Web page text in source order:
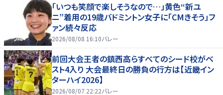
「いつも笑顔で楽しそうなので…」黄色“新ユ
ニ”着用の19歳バドミントン女子に「CMきそう」フ
ァン続々反応
2026/08/08 16:10バレー
前回大会王者の鎮西高らすべてのシード校がベ
スト4入り 大会最終日の勝負の行方は【近畿イン
ターハイ2026】
2026/08/07 22:22バレー